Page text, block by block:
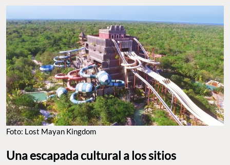
Foto: Lost Mayan Kingdom
Una escapada cultural a los sitios